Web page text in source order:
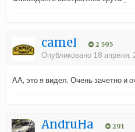
camel 2 595
Опубликовано 18 апреля,
АА, это я видел. Очень зачетно и
AndruHa 291